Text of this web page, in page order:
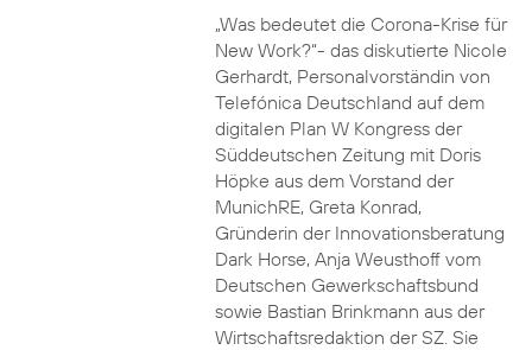
„Was bedeutet die Corona-Krise für
New Work?“- das diskutierte Nicole
Gerhardt, Personalvorständin von
Telefónica Deutschland auf dem
digitalen Plan W Kongress der
Süddeutschen Zeitung mit Doris
Höpke aus dem Vorstand der
MunichRE, Greta Konrad,
Gründerin der Innovationsberatung
Dark Horse, Anja Weusthoff vom
Deutschen Gewerkschaftsbund
sowie Bastian Brinkmann aus der
Wirtschaftsredaktion der SZ. Sie